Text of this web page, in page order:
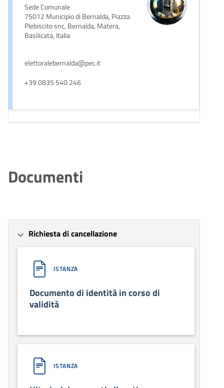
Sede Comunale
75012 Municipio di Bernalda, Piazza
Plebiscito snc, Bernalda, Matera,
Basilicata, Italia
elettoralebernalda@pec.it
+39 0835 540 246
Documenti
Richiesta di cancellazione
ISTANZA
Documento di identità in corso di
validità
ISTANZA